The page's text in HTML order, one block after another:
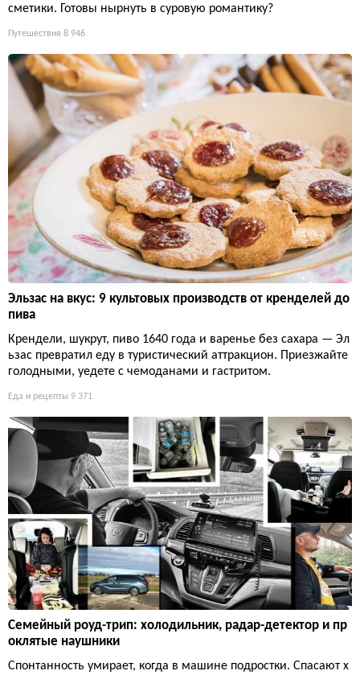
сметики. Готовы нырнуть в суровую романтику?
Путешествия 8 946
Эльзас на вкус: 9 культовых производств от кренделей до
пива
Крендели, шукрут, пиво 1640 года и варенье без сахара — Эл
ьзас превратил еду в туристический аттракцион. Приезжайте
голодными, уедете с чемоданами и гастритом.
Еда и рецепты 9 371
Семейный роуд-трип: холодильник, радар-детектор и пр
оклятые наушники
Спонтанность умирает, когда в машине подростки. Спасают х